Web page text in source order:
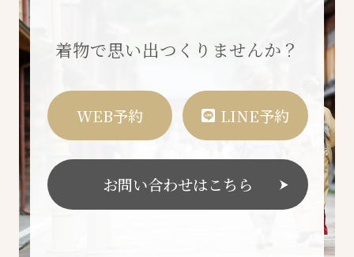
着物で思い出つくりませんか？
WEB予約 LINE予約
お問い合わせはこちら